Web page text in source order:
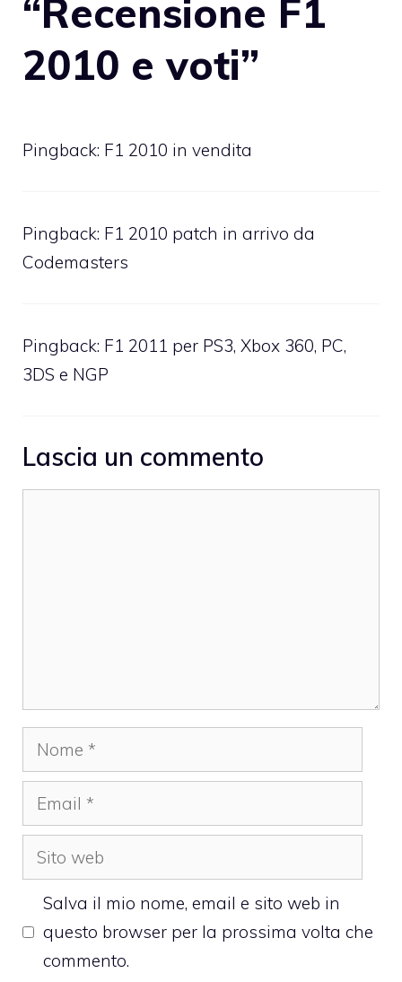
“Recensione F1
2010 e voti”
Pingback: F1 2010 in vendita
Pingback: F1 2010 patch in arrivo da
Codemasters
Pingback: F1 2011 per PS3, Xbox 360, PC,
3DS e NGP
Lascia un commento
Nome
Email
Sito
web
Salva il mio nome, email e sito web in
questo browser per la prossima volta che
commento.